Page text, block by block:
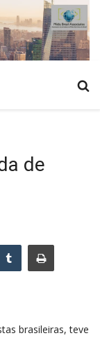
de
brasileiras, teve